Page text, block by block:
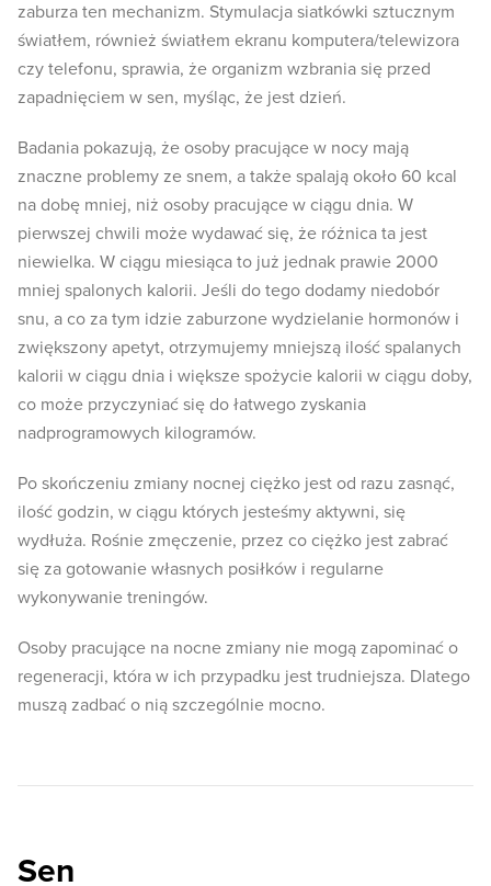
zaburza ten mechanizm. Stymulacja siatkówki sztucznym
światłem, również światłem ekranu komputera/telewizora
czy telefonu, sprawia, że organizm wzbrania się przed
zapadnięciem w sen, myśląc, że jest dzień.
Badania pokazują, że osoby pracujące w nocy mają
znaczne problemy ze snem, a także spalają około 60 kcal
na dobę mniej, niż osoby pracujące w ciągu dnia. W
pierwszej chwili może wydawać się, że różnica ta jest
niewielka. W ciągu miesiąca to już jednak prawie 2000
mniej spalonych kalorii. Jeśli do tego dodamy niedobór
snu, a co za tym idzie zaburzone wydzielanie hormonów i
zwiększony apetyt, otrzymujemy mniejszą ilość spalanych
kalorii w ciągu dnia i większe spożycie kalorii w ciągu doby,
co może przyczyniać się do łatwego zyskania
nadprogramowych kilogramów.
Po skończeniu zmiany nocnej ciężko jest od razu zasnąć,
ilość godzin, w ciągu których jesteśmy aktywni, się
wydłuża. Rośnie zmęczenie, przez co ciężko jest zabrać
się za gotowanie własnych posiłków i regularne
wykonywanie treningów.
Osoby pracujące na nocne zmiany nie mogą zapominać o
regeneracji, która w ich przypadku jest trudniejsza. Dlatego
muszą zadbać o nią szczególnie mocno.
Sen